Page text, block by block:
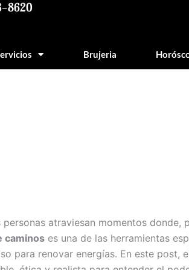
8620
Brujeria
atraviesan momentos donde,
caminos es una de las herramientas
para renovar energías. En este post,